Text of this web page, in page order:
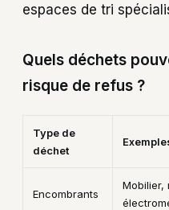
espaces de tri
Quels déchets
risque de refus ?
Type de
déchet
Encombrants
Mobilier,